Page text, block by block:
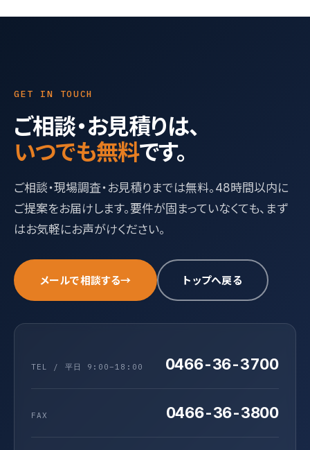
GET IN TOUCH
ご相談・お見積りは、
いつでも無料です。
ご相談・現場調査・お見積りまでは無料。48時間以内に
ご提案をお届けします。要件が固まっていなくても、まず
はお気軽にお声がけください。
メールで相談する→ トップへ戻る
TEL / 平日 9:00–18:00 0466-36-3700
FAX 0466-36-3800